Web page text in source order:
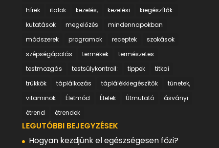
hírek
italok kezelés, kezelési
kiegészítők:
kutatások
megelőzés
mindennapokban
módszerek
programok receptek
szokások
szépségápolás
termékek
természetes
testmozgás
testsúlykontroll: tippek
titkai
trükkök
táplálkozás táplálékkiegészítők
tünetek,
vitaminok
Életmód Ételek Útmutató
ásványi
étrend
étrendek
LEGUTÓBBI BEJEGYZÉSEK
Hogyan kezdjünk el egészségesen főzi?